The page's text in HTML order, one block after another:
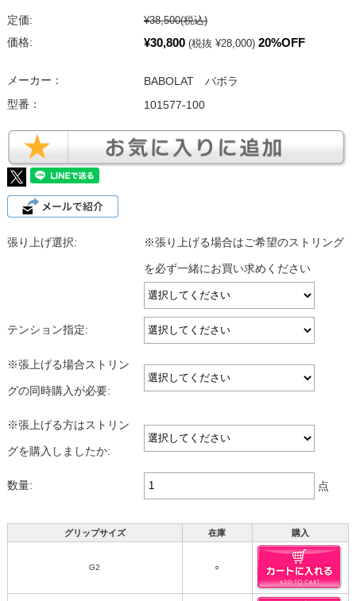
定価: ¥38,500(税込)
価格:
¥30,800 (税抜 ¥28,000) 20%OFF
メーカー：
BABOLAT バボラ
型番：
101577-100
張り上げ選択: ※張り上げる場合はご希望のストリング
を必ず一緒にお買い求めください
テンション指定:
※張上げる場合ストリン
グの同時購入が必要:
※張上げる方はストリン
グを購入しましたか:
数量: 点
グリップサイズ 在庫 購入
G2 ○